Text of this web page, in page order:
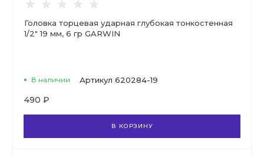
Головка торцевая ударная глубокая тонкостенная
1/2" 19 мм, 6 гр GARWIN
В наличии Артикул 620284-19
490 ₽
В КОРЗИНУ